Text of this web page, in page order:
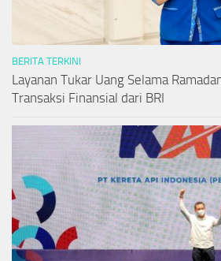
BERITA TERKINI
Layanan Tukar Uang Selama
Transaksi Finansial dari BRI